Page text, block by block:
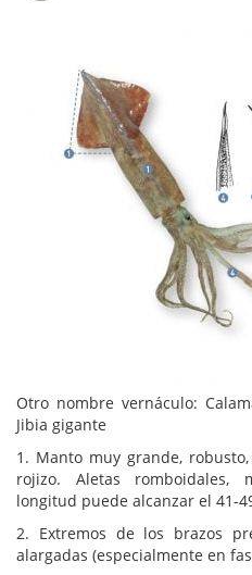
Otro nombre vernáculo:
Jibia gigante
1. Manto muy grande,
rojizo. Aletas romboidales,
longitud puede alcanzar el 41-
2. Extremos de los brazos
alargadas (especialmente en